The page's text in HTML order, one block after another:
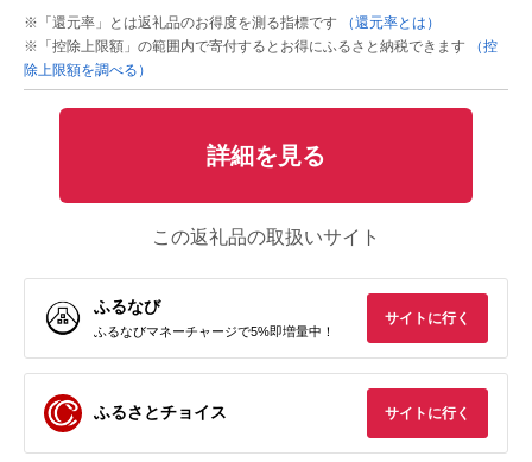
※「還元率」とは返礼品のお得度を測る指標です
（還元率とは）
※「控除上限額」の範囲内で寄付するとお得にふるさと納税できます
（控
除上限額を調べる）
詳細を見る
この返礼品の取扱いサイト
ふるなび
ふるなびマネーチャージで5%即増量中！
サイトに行く
ふるさとチョイス サイトに行く